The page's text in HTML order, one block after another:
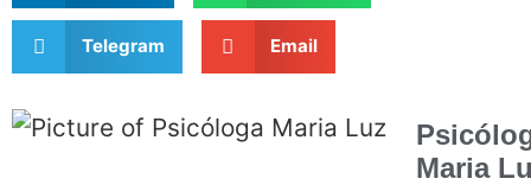
Telegram Email
Maria